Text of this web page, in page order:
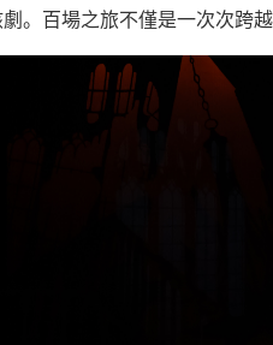
。百場之旅不僅是一次次跨